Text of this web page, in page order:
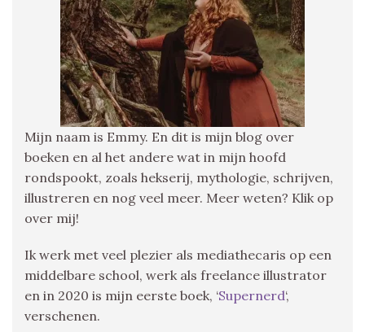
Mijn naam is Emmy. En dit is mijn blog over
boeken en al het andere wat in mijn hoofd
rondspookt, zoals hekserij, mythologie, schrijven,
illustreren en nog veel meer. Meer weten? Klik op
over mij!
Ik werk met veel plezier als mediathecaris op een
middelbare school, werk als freelance illustrator
en in 2020 is mijn eerste boek, ‘Supernerd‘,
verschenen.